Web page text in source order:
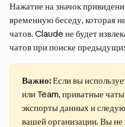
Нажатие на значок
временную беседу, которая
чатов. Claude не будет
чатов при поиске
Важно: Если вы
или Team, приватные
экспорты данных и
вашей организации. Вы